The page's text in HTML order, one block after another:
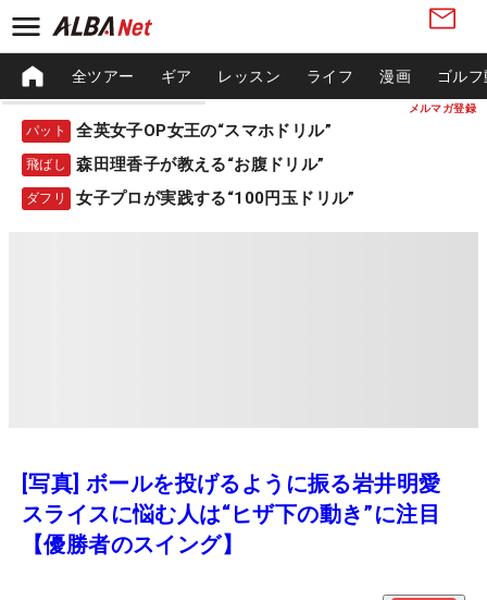
メルマガ登録
全ツアー ギア レッスン ライフ 漫画 ゴル
パット 全英女子OP女王の“スマホドリル”
飛ばし 森田理香子が教える“お腹ドリル”
ダフリ 女子プロが実践する“100円玉ドリル”
[写真] ボールを投げるように振る岩井明愛
スライスに悩む人は“ヒザ下の動き”に注目
【優勝者のスイング】